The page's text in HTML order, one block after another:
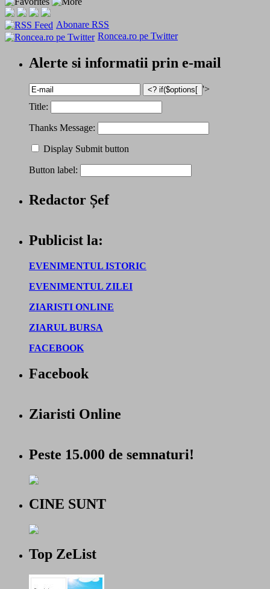
Abonare RSS
Roncea.ro pe Twitter
Alerte si informatii prin e-mail
'>
Title:
Thanks Message:
Display Submit button
Button label:
Redactor Șef
Publicist la:
EVENIMENTUL ISTORIC
EVENIMENTUL ZILEI
ZIARISTI ONLINE
ZIARUL BURSA
FACEBOOK
Facebook
Ziaristi Online
Peste 15.000 de semnaturi!
CINE SUNT
Top ZeList